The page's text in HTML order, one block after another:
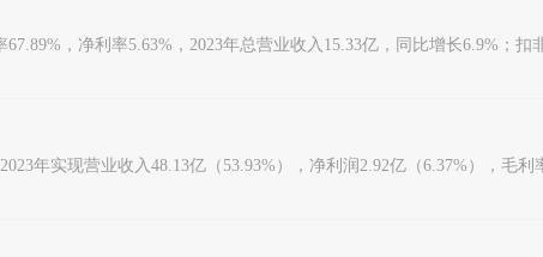
，净利率5.63%，2023年总营业收入15.33亿，同比增长6.9%；扣
年实现营业收入48.13亿（53.93%），净利润2.92亿（6.37%），毛利